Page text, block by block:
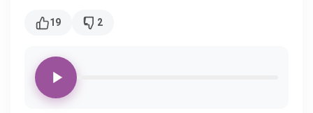
19 2